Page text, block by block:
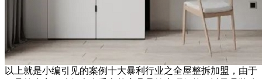
以上就是小编引见的案例十大暴利行业之全屋整拆加盟，由于